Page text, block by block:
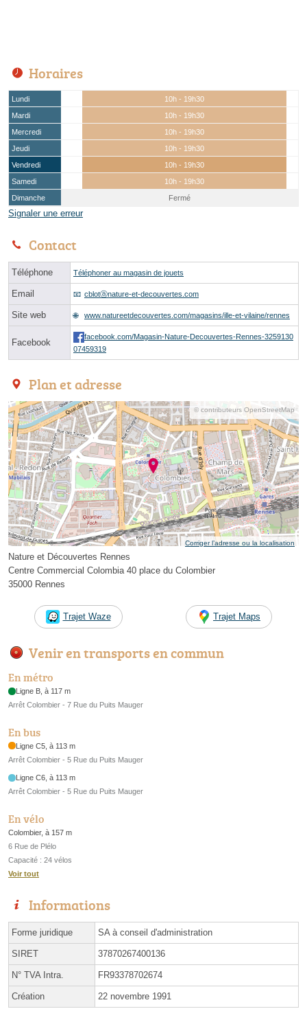
Horaires
Lundi
10h - 19h30
Mardi
10h - 19h30
Mercredi
10h - 19h30
Jeudi
10h - 19h30
Vendredi
10h - 19h30
Samedi
10h - 19h30
Dimanche
Fermé
Signaler une erreur
Contact
Téléphone Téléphoner au magasin de jouets
Email cblotⓐnature-et-decouvertes.com
Site web www.natureetdecouvertes.com/magasins/ille-et-vilaine/rennes
Facebook
facebook.com/Magasin-Nature-Decouvertes-Rennes-3259130
07459319
Plan et adresse
© contributeurs OpenStreetMap
Corriger l’adresse ou la localisation
Nature et Découvertes Rennes
Centre Commercial Colombia 40 place du Colombier
35000 Rennes
Trajet Waze Trajet Maps
Venir en transports en commun
En métro
Ligne B, à 117 m
Arrêt Colombier - 7 Rue du Puits Mauger
En bus
Ligne C5, à 113 m
Arrêt Colombier - 5 Rue du Puits Mauger
Ligne C6, à 113 m
Arrêt Colombier - 5 Rue du Puits Mauger
En vélo
Colombier, à 157 m
6 Rue de Plélo
Capacité : 24 vélos
Voir tout
Informations
Forme juridique SA à conseil d'administration
SIRET 37870267400136
N° TVA Intra. FR93378702674
Création 22 novembre 1991